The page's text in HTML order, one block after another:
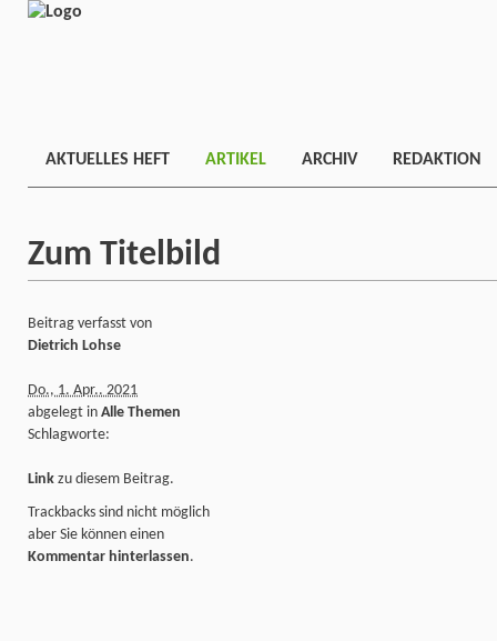
AKTUELLES HEFT ARTIKEL ARCHIV REDAKTION
Zum Titelbild
Beitrag verfasst von
Dietrich Lohse
Do., 1. Apr.. 2021
abgelegt in Alle Themen
Schlagworte:
Link zu diesem Beitrag.
Trackbacks sind nicht möglich
aber Sie können einen
Kommentar hinterlassen.